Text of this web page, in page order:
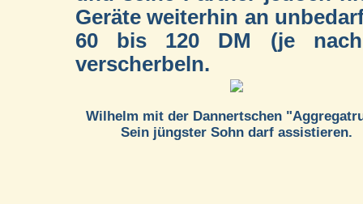
Geräte weiterhin an
60 bis 120 DM (je
verscherbeln.
Wilhelm mit der Dannertschen
Sein jüngster Sohn darf assistieren.